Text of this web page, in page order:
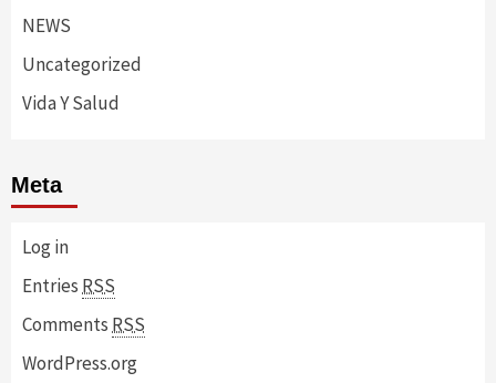
NEWS
Uncategorized
Vida Y Salud
Meta
Log in
Entries RSS
Comments RSS
WordPress.org